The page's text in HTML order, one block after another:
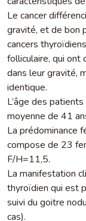
Le cancer
gravité, et de bon
cancers
folliculaire, qui
dans leur gravité,
identique.
L’âge des
moyenne de 41
La prédominance
compose de 23
F/H=11,5.
La manifestation
thyroïdien qui est
suivi du goitre
cas).